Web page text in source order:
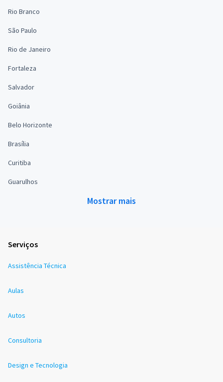
Rio Branco
São Paulo
Rio de Janeiro
Fortaleza
Salvador
Goiânia
Belo Horizonte
Brasília
Curitiba
Guarulhos
Mostrar mais
Serviços
Assistência Técnica
Aulas
Autos
Consultoria
Design e Tecnologia